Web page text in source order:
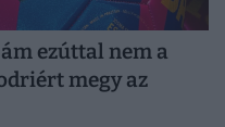
ezúttal nem a
megy az